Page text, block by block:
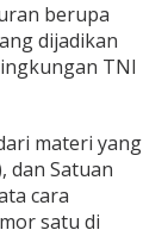
berupa
dijadikan
TNI
materi yang
dan Satuan
cara
satu di